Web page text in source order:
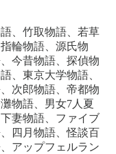
、竹取物語、若草
輪物語、源氏物
今昔物語、探偵物
、東京大学物語、
次郎物語、帝都物
物語、男女7人夏
妻物語、ファイブ
四月物語、怪談百
アップフェルラン